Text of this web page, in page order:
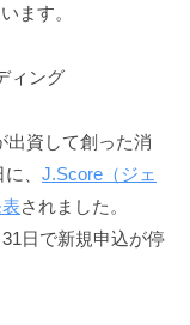
ます。
ィング
出資して創った消
、 J.Score（ジェ
されました。
日で新規申込が停